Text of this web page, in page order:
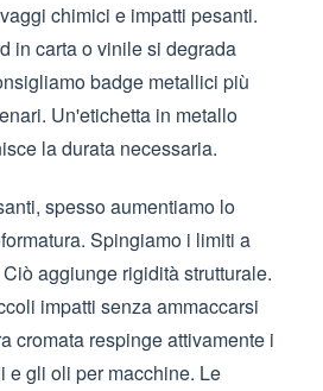
chimici e impatti pesanti.
in carta o vinile si degrada
badge metallici più
Un'etichetta in metallo
la durata necessaria.
spesso aumentiamo lo
Spingiamo i limiti a
aggiunge rigidità strutturale.
impatti senza ammaccarsi
cromata respinge attivamente i
e gli oli per macchine. Le